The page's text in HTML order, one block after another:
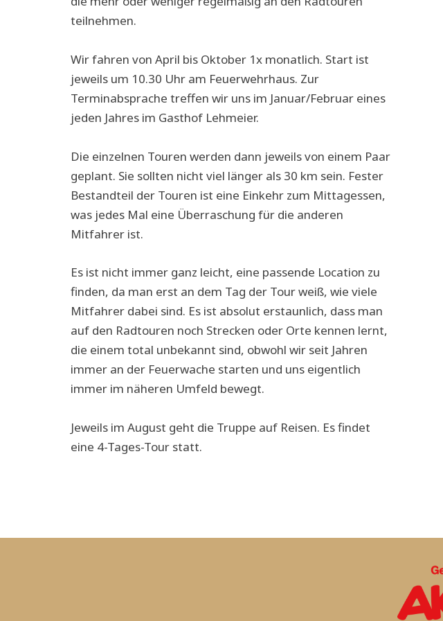
teilnehmen.
Wir fahren von April bis Oktober 1x monatlich. Start ist
jeweils um 10.30 Uhr am Feuerwehrhaus. Zur
Terminabsprache treffen wir uns im Januar/Februar eines
jeden Jahres im Gasthof Lehmeier.
Die einzelnen Touren werden dann jeweils von einem Paar
geplant. Sie sollten nicht viel länger als 30 km sein. Fester
Bestandteil der Touren ist eine Einkehr zum Mittagessen,
was jedes Mal eine Überraschung für die anderen
Mitfahrer ist.
Es ist nicht immer ganz leicht, eine passende Location zu
finden, da man erst an dem Tag der Tour weiß, wie viele
Mitfahrer dabei sind. Es ist absolut erstaunlich, dass man
auf den Radtouren noch Strecken oder Orte kennen lernt,
die einem total unbekannt sind, obwohl wir seit Jahren
immer an der Feuerwache starten und uns eigentlich
immer im näheren Umfeld bewegt.
Jeweils im August geht die Truppe auf Reisen. Es findet
eine 4-Tages-Tour statt.